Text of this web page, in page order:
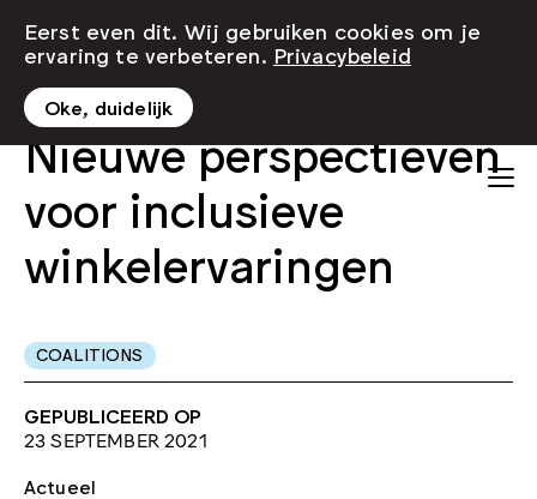
Nieuwe perspectieven
voor inclusieve
winkelervaringen
COALITIONS
GEPUBLICEERD OP
23 SEPTEMBER 2021
Actueel
Eerst even dit. Wij gebruiken cookies om je
ervaring te verbeteren. Privacybeleid
Oke, duidelijk